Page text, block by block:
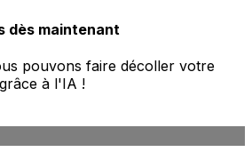
dès maintenant
pouvons faire décoller votre
à l'IA !